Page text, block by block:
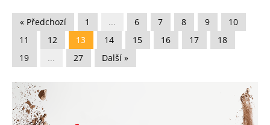
« Předchozí 1 ... 6 7 8 9
10
11
12 13 14 15 16 17
18
19
... 27 Další »